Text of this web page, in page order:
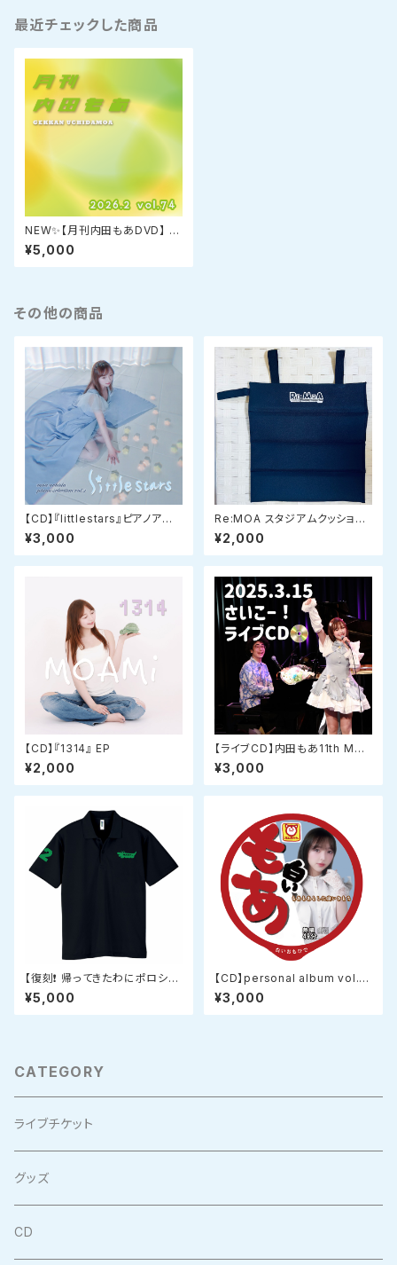
最近チェックした商品
NEW✨【月刊内田もあDVD】 2
026.2月号 vol.74オリジナル2
枚組DVD
¥5,000
その他の商品
【CD】『littlestars』ピアノアル
バム piano selection vol.2
¥3,000
Re:MOA スタジアムクッショ
ン ネイビー
¥2,000
【CD】『1314』 EP
¥2,000
【ライブCD】内田もあ11th Me
morial Live『もあもあとみんな
の さいこー！ライブ』
¥3,000
【復刻❗️ 帰ってきたわにポロシャ
ツ】 オリジナルデザインドライポ
ロシャツ ブラック
¥5,000
【CD】personal album vol.5
『白いおもひで』
¥3,000
CATEGORY
ライブチケット
グッズ
CD